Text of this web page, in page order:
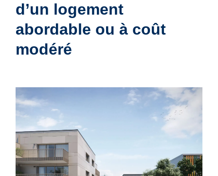
d’un logement
abordable ou à coût
modéré